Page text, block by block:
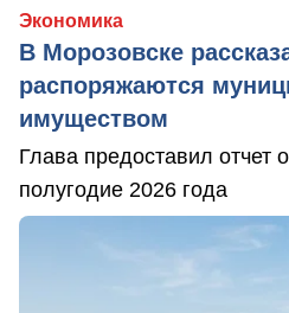
Экономика
В Морозовске
распоряжаются
имуществом
Глава предоставил отчет
полугодие 2026 года